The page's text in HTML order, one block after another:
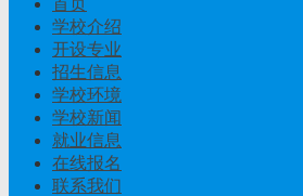
学校介绍
开设专业
招生信息
学校环境
学校新闻
就业信息
在线报名
联系我们